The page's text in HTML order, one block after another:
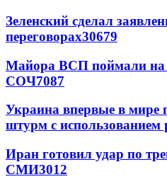
Зеленский сделал
переговорах30679
Майора ВСП поймали
СОЧ7087
Украина впервые в мире
штурм с использованием
Иран готовил удар по
СМИ3012